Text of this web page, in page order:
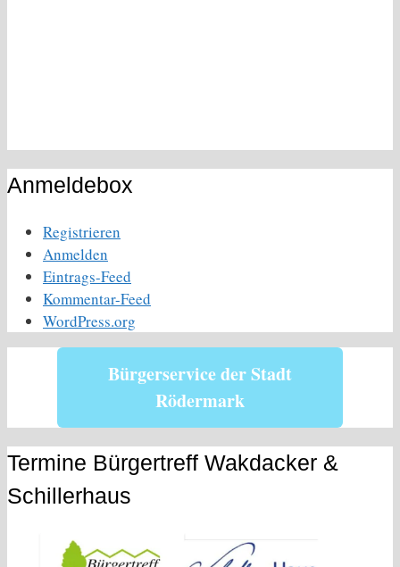
Anmeldebox
Registrieren
Anmelden
Eintrags-Feed
Kommentar-Feed
WordPress.org
Bürgerservice der Stadt
Rödermark
Termine Bürgertreff Wakdacker &
Schillerhaus